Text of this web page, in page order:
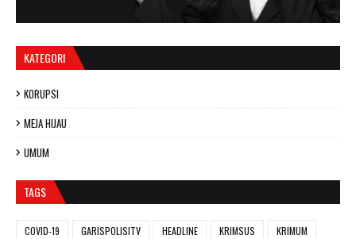
KATEGORI
KORUPSI
MEJA HIJAU
UMUM
TAGS
COVID-19 GARISPOLISITV HEADLINE KRIMSUS
KRIMUM